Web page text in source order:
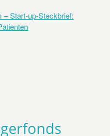
– Start-up-Steckbrief: